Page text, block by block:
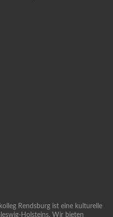
Rendsburg ist eine kulturelle
Holsteins. Wir bieten